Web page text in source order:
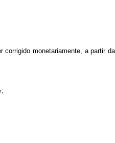
monetariamente, a partir